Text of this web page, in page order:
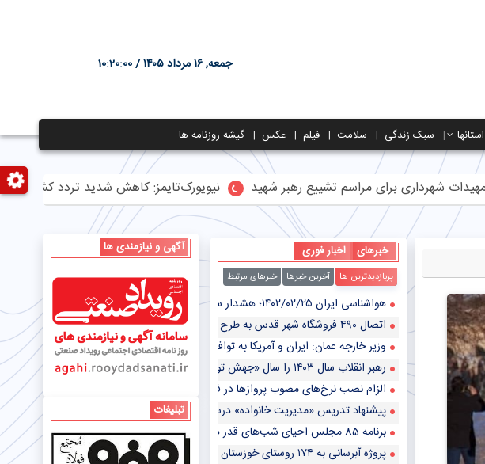
جمعه, ۱۶ مرداد ۱۴۰۵ / 10:20:01
سبک زندگی سلامت فیلم عکس گیشه روزنامه ها
نیویورک‌تایمز: کاهش شدید تردد کشتی‌ها در تنگه
خبرهای اخبار فوری
پربازدیدترین ها آخرین خبرها خبرهای مرتبط
هواشناسی ایران ۱۴۰۲/۰۲/۲۵؛ هشدار سازمان هواشناسی برای ۷ استان/ سامانه بارشی جدید در راه است
اتصال ۴۹۰ فروشگاه شهر قدس به طرح فجرانه/۴۷۱ فروشگاه در آستانه پیوستن به طرح
وزیر خارجه عمان: ایران و آمریکا به توافق تبادل زندانیان نزدیک شده‌اند
رهبر انقلاب سال ۱۴۰۳ را سال «جهش تولید با مشارکت مردم» نامگذاری کردند
الزام نصب نرخ‌های مصوب پروازها در فرودگاه مهرآباد
پیشنهاد تدریس «مدیریت خانواده» درسال یازدهم/ امکان ادامه تحصیل دانش‌آموزان متاهل
برنامه 85 مجلس احیای شب‌های قدر در سراسر کشور
پروژه آبرسانی به ۱۷۴ روستای خوزستان افتتاح شد/ بهره‌برداری از واحد گازی نیروگاه سیکل ترکیبی دوکوهه
آگهی و نیازمندی ها
تبلیغات